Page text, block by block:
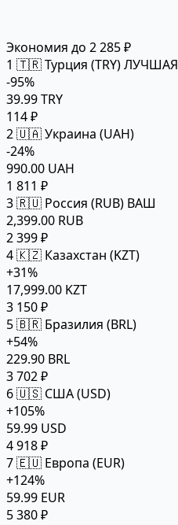
Экономия до 2 285 ₽
1 🇹🇷 Турция (TRY)ЛУЧШАЯ
-95%
39.99 TRY
114 ₽
2🇺🇦 Украина (UAH)
-24%
990.00 UAH
1 811 ₽
3🇷🇺 Россия (RUB) ВАШ
2,399.00 RUB
2 399 ₽
4🇰🇿 Казахстан (KZT)
+31%
17,999.00 KZT
3 150 ₽
5🇧🇷 Бразилия (BRL)
+54%
229.90 BRL
3 702 ₽
6🇺🇸 США (USD)
+105%
59.99 USD
4 918 ₽
7🇪🇺 Европа (EUR)
+124%
59.99 EUR
5 380 ₽